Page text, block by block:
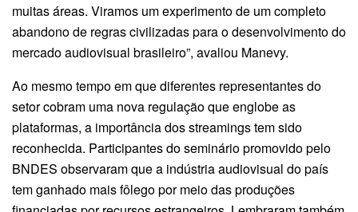
muitas áreas. Viramos um experimento de um completo
abandono de regras civilizadas para o desenvolvimento do
mercado audiovisual brasileiro”, avaliou Manevy.
Ao mesmo tempo em que diferentes representantes do
setor cobram uma nova regulação que englobe as
plataformas, a importância dos streamings tem sido
reconhecida. Participantes do seminário promovido pelo
BNDES observaram que a indústria audiovisual do país
tem ganhado mais fôlego por meio das produções